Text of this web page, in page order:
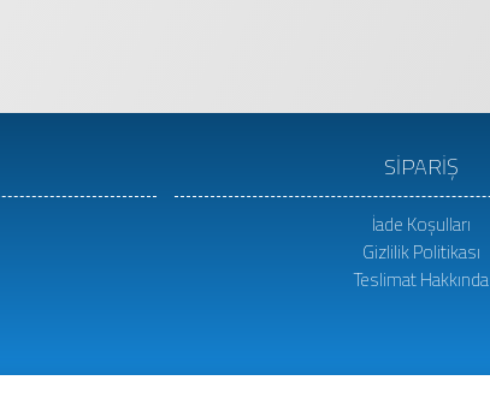
SİPARİŞ
İade Koşulları
Gizlilik Politikası
Teslimat Hakkında